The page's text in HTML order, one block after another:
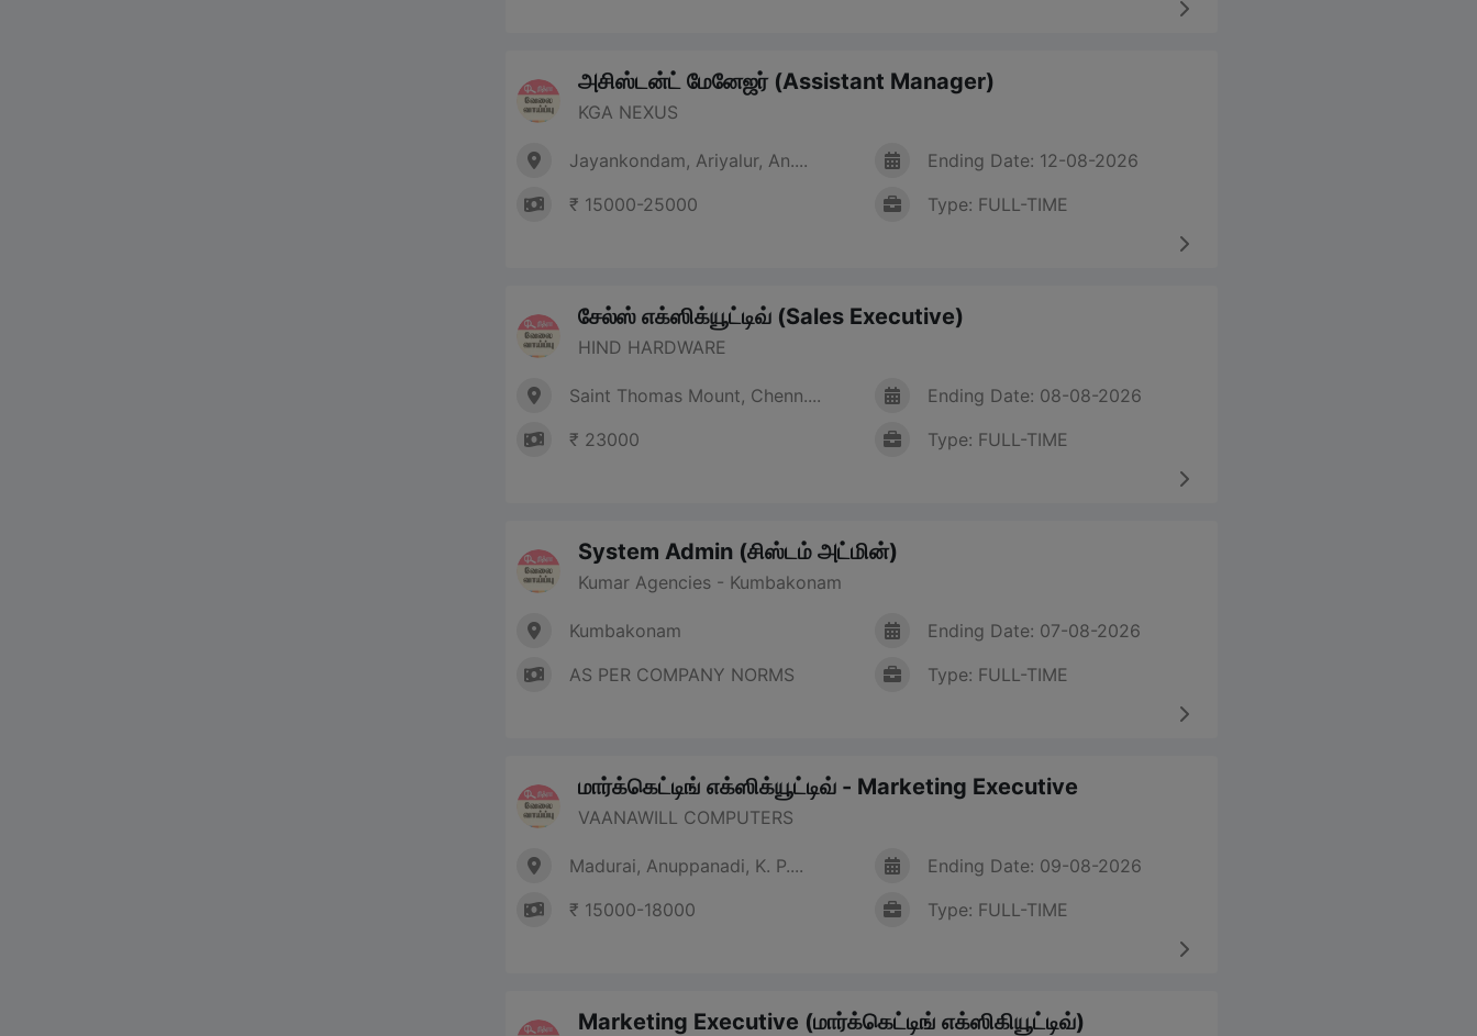
அசிஸ்டன்ட் மேனேஜர் (Assistant Manager)
KGA NEXUS
Jayankondam, Ariyalur, An....
₹ 15000-25000
Ending Date: 12-08-2026
Type: FULL-TIME
சேல்ஸ் எக்ஸிக்யூட்டிவ் (Sales Executive)
HIND HARDWARE
Saint Thomas Mount, Chenn....
₹ 23000
Ending Date: 08-08-2026
Type: FULL-TIME
System Admin (சிஸ்டம் அட்மின்)
Kumar Agencies - Kumbakonam
Kumbakonam
AS PER COMPANY NORMS
Ending Date: 07-08-2026
Type: FULL-TIME
மார்க்கெட்டிங் எக்ஸிக்யூட்டிவ் - Marketing Executive
VAANAWILL COMPUTERS
Madurai, Anuppanadi, K. P....
₹ 15000-18000
Ending Date: 09-08-2026
Type: FULL-TIME
Marketing Executive (மார்க்கெட்டிங் எக்ஸிகியூட்டிவ்)